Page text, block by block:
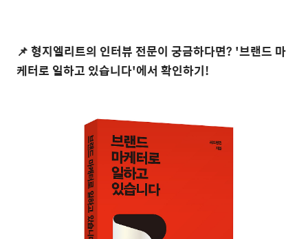
📌 형지엘리트의 인터뷰 전문이 궁금하다면? '브랜드 마
케터로 일하고 있습니다'에서 확인하기!